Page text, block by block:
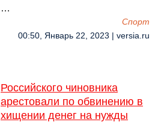
…
Спорт
00:50, Январь 22, 2023 | versia.ru
Российского чиновника
арестовали по обвинению в
хищении денег на нужды